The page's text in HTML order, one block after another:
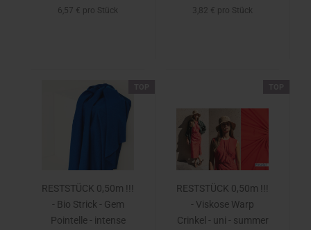
6,57 € pro Stück 3,82 € pro Stück
RESTSTÜCK 0,50m !!!
- Bio Strick - Gem
Pointelle - intense
RESTSTÜCK 0,50m !!!
- Viskose Warp
Crinkel - uni - summer